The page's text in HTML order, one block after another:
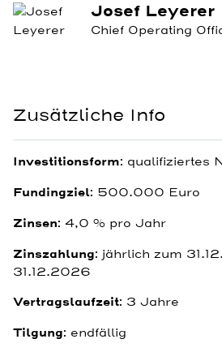
Josef Leyerer
Chief Operating
Zusätzliche Info
Investitionsform: qualifiziertes
Fundingziel: 500.000 Euro
Zinsen: 4,0 % pro Jahr
Zinszahlung: jährlich zum
31.12.2026
Vertragslaufzeit: 3 Jahre
Tilgung: endfällig